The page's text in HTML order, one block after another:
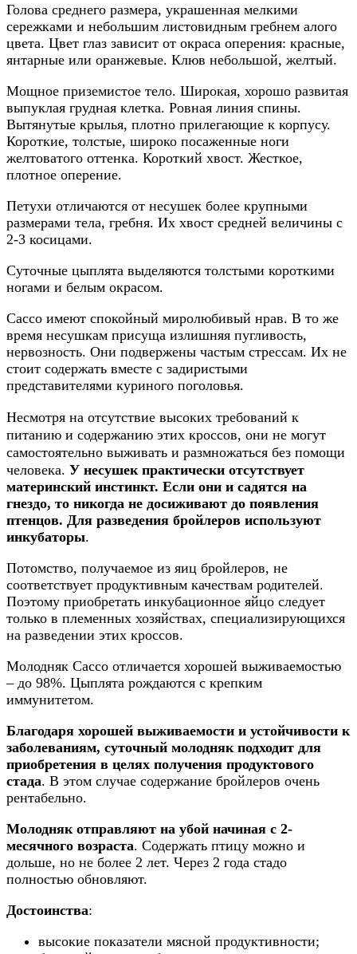
Голова среднего размера, украшенная мелкими
сережками и небольшим листовидным гребнем алого
цвета. Цвет глаз зависит от окраса оперения: красные,
янтарные или оранжевые. Клюв небольшой, желтый.
Мощное приземистое тело. Широкая, хорошо развитая
выпуклая грудная клетка. Ровная линия спины.
Вытянутые крылья, плотно прилегающие к корпусу.
Короткие, толстые, широко посаженные ноги
желтоватого оттенка. Короткий хвост. Жесткое,
плотное оперение.
Петухи отличаются от несушек более крупными
размерами тела, гребня. Их хвост средней величины с
2-3 косицами.
Суточные цыплята выделяются толстыми короткими
ногами и белым окрасом.
Сассо имеют спокойный миролюбивый нрав. В то же
время несушкам присуща излишняя пугливость,
нервозность. Они подвержены частым стрессам. Их не
стоит содержать вместе с задиристыми
представителями куриного поголовья.
Несмотря на отсутствие высоких требований к
питанию и содержанию этих кроссов, они не могут
самостоятельно выживать и размножаться без помощи
человека. У несушек практически отсутствует
материнский инстинкт. Если они и садятся на
гнездо, то никогда не досиживают до появления
птенцов. Для разведения бройлеров используют
инкубаторы.
Потомство, получаемое из яиц бройлеров, не
соответствует продуктивным качествам родителей.
Поэтому приобретать инкубационное яйцо следует
только в племенных хозяйствах, специализирующихся
на разведении этих кроссов.
Молодняк Сассо отличается хорошей выживаемостью
– до 98%. Цыплята рождаются с крепким
иммунитетом.
Благодаря хорошей выживаемости и устойчивости к
заболеваниям, суточный молодняк подходит для
приобретения в целях получения продуктового
стада. В этом случае содержание бройлеров очень
рентабельно.
Молодняк отправляют на убой начиная с 2-
месячного возраста. Содержать птицу можно и
дольше, но не более 2 лет. Через 2 года стадо
полностью обновляют.
Достоинства:
высокие показатели мясной продуктивности;